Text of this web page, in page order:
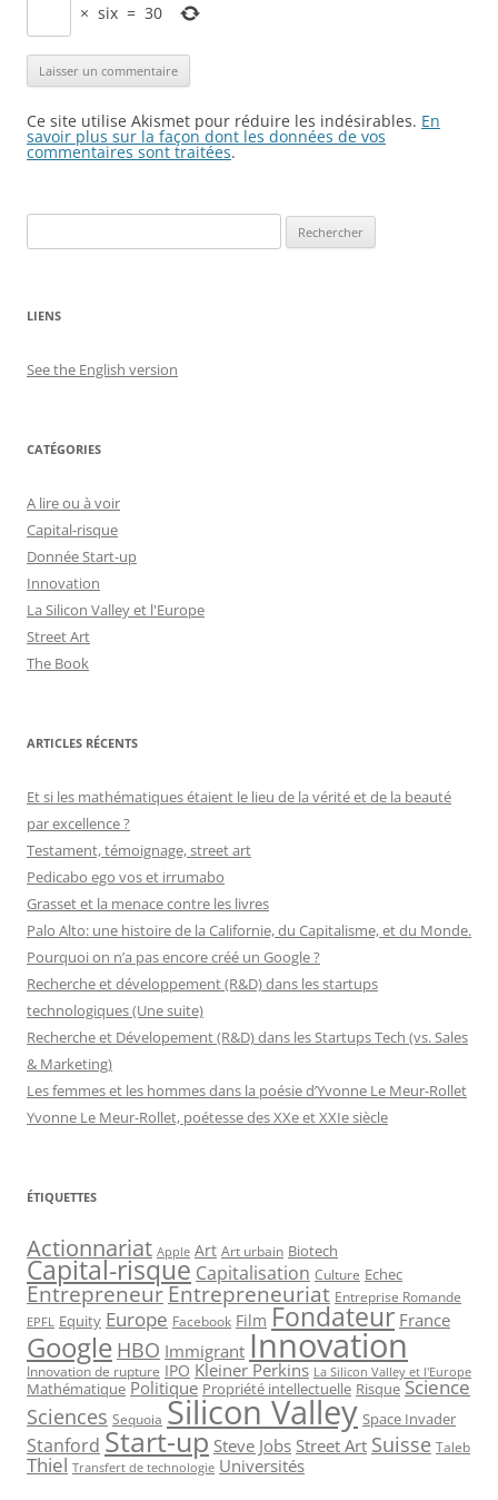
× six = 30
Ce site utilise Akismet pour réduire les indésirables. En
savoir plus sur la façon dont les données de vos
commentaires sont traitées.
LIENS
See the English version
CATÉGORIES
A lire ou à voir
Capital-risque
Donnée Start-up
Innovation
La Silicon Valley et l'Europe
Street Art
The Book
ARTICLES RÉCENTS
Et si les mathématiques étaient le lieu de la vérité et de la beauté
par excellence ?
Testament, témoignage, street art
Pedicabo ego vos et irrumabo
Grasset et la menace contre les livres
Palo Alto: une histoire de la Californie, du Capitalisme, et du Monde.
Pourquoi on n’a pas encore créé un Google ?
Recherche et développement (R&D) dans les startups
technologiques (Une suite)
Recherche et Dévelopement (R&D) dans les Startups Tech (vs. Sales
& Marketing)
Les femmes et les hommes dans la poésie d’Yvonne Le Meur-Rollet
Yvonne Le Meur-Rollet, poétesse des XXe et XXIe siècle
ÉTIQUETTES
Actionnariat Apple Art Art urbain Biotech
Capital-risque Capitalisation Culture Echec
EntrepreneurEntrepreneuriat Entreprise Romande
EPFL Equity Europe Facebook Film Fondateur France
Google HBO Immigrant Innovation
Innovation de rupture IPO Kleiner Perkins La Silicon Valley et l'Europe
Mathématique Politique Propriété intellectuelle Risque Science
Sciences Sequoia Silicon Valley Space Invader
Stanford Start-up Steve Jobs Street Art Suisse Taleb
Thiel Transfert de technologie Universités